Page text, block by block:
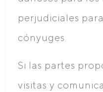
perjudiciales
cónyuges.
Si las partes
visitas y